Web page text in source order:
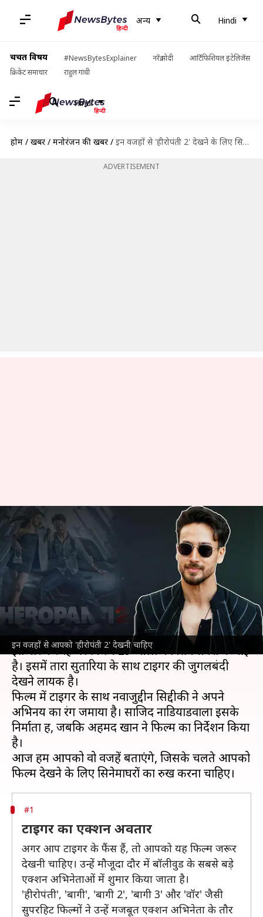
अन्य Hindi
चर्चित विषय #NewsBytesExplainer नरेंद्र मोदी
आर्टिफिशियल इंटेलिजेंस
क्रिकेट समाचार
राहुल गांधी
Hindi
होम / खबरें / मनोरंजन की खबरें / इन वजहों से 'हीरोपंती 2' देखने के लिए सिनेमाघरों का रुख करना चाहिए
ADVERTISEMENT
इन वजहों से आपको 'हीरोपंती 2' देखनी चाहिए
इन वजहों से 'हीरोपंती 2' देखने के
लिए सिनेमाघरों का रुख करना
चाहिए
लेखन चंद्रशेखर कुमार May 01, 2022
क्या है खबर?
फैंस काफी समय सेटाइगर श्रॉफकी 'हीरोपंती 2'का
इंतजार कर रहे थे। फिल्म 29 अप्रैल को सिनेमाघरों में आई
है। इसमें तारा सुतारिया के साथ टाइगर की जुगलबंदी
देखने लायक है।
फिल्म में टाइगर के साथ नवाजुद्दीन सिद्दीकी ने अपने
अभिनय का रंग जमाया है। साजिद नाडियाडवाला इसके
निर्माता हैं, जबकि अहमद खान ने फिल्म का निर्देशन किया
है।
आज हम आपको वो वजहें बताएंगे, जिसके चलते आपको
#1
टाइगर का एक्शन अवतार
अगर आप टाइगर के फैंस हैं, तो आपको यह फिल्म जरूर
देखनी चाहिए। उन्हें मौजूदा दौर में बॉलीवुड के सबसे बड़े
एक्शन अभिनेताओं में शुमार किया जाता है।
'हीरोपंती', 'बागी', 'बागी 2', 'बागी 3' और 'वॉर' जैसी
सुपरहिट फिल्मों ने उन्हें मजबूत एक्शन अभिनेता के तौर